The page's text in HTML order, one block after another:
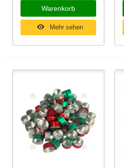
Warenkorb
Mehr sehen